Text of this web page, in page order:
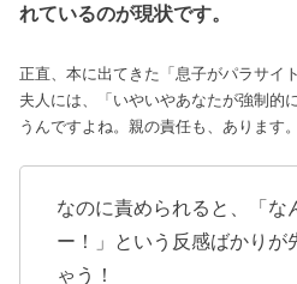
れているのが現状です。
正直、本に出てきた「息子がパラサイ
夫人には、「いやいやあなたが強制的
うんですよね。親の責任も、あります。
なのに責められると、「な
ー！」という反感ばかりが
ゃう！